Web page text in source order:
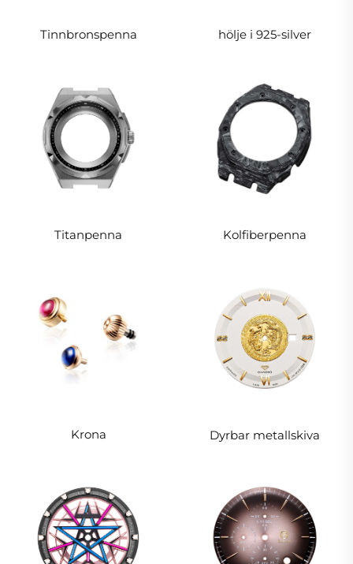
Tinnbronspenna hölje i 925-silver
Titanpenna Kolfiberpenna
Krona Dyrbar metallskiva